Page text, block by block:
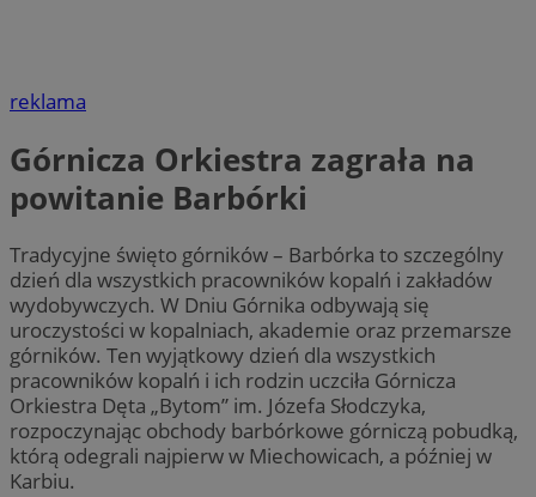
reklama
Górnicza Orkiestra zagrała na
powitanie Barbórki
Tradycyjne święto górników – Barbórka to szczególny
dzień dla wszystkich pracowników kopalń i zakładów
wydobywczych. W Dniu Górnika odbywają się
uroczystości w kopalniach, akademie oraz przemarsze
górników. Ten wyjątkowy dzień dla wszystkich
pracowników kopalń i ich rodzin uczciła Górnicza
Orkiestra Dęta „Bytom” im. Józefa Słodczyka,
rozpoczynając obchody barbórkowe górniczą pobudką,
którą odegrali najpierw w Miechowicach, a później w
Karbiu.